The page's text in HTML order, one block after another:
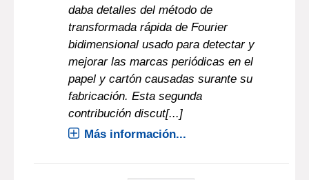
daba detalles del método de
transformada rápida de Fourier
bidimensional usado para detectar y
mejorar las marcas periódicas en el
papel y cartón causadas surante su
fabricación. Esta segunda
contribución discut[...]
Más información...